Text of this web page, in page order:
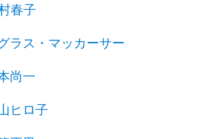
春子
ラス・マッカーサー
尚一
ヒロ子